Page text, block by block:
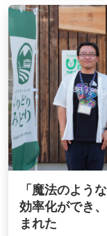
「魔法のよう
効率化ができ
まれた